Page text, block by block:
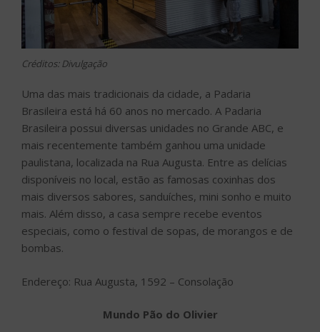
Créditos: Divulgação
Uma das mais tradicionais da cidade, a Padaria
Brasileira está há 60 anos no mercado. A Padaria
Brasileira possui diversas unidades no Grande ABC, e
mais recentemente também ganhou uma unidade
paulistana, localizada na Rua Augusta. Entre as delícias
disponíveis no local, estão as famosas coxinhas dos
mais diversos sabores, sanduíches, mini sonho e muito
mais. Além disso, a casa sempre recebe eventos
especiais, como o festival de sopas, de morangos e de
bombas.
Endereço: Rua Augusta, 1592 – Consolação
Mundo Pão do Olivier